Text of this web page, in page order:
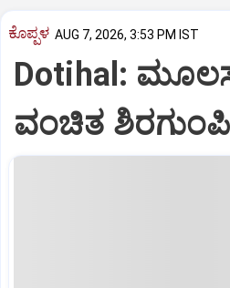
ಕೊಪ್ಪಳ AUG 7, 2026, 3:53 PM IST
Dotihal:
ವಂಚಿತ